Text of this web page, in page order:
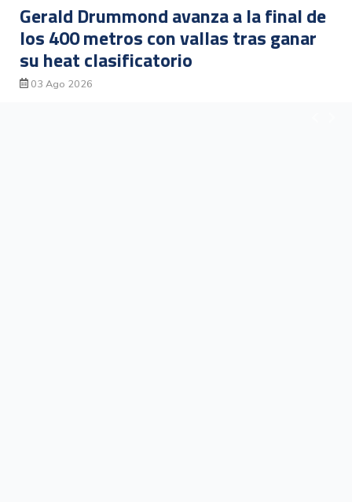
Gerald Drummond avanza a la final de
los 400 metros con vallas tras ganar
su heat clasificatorio
03 Ago 2026